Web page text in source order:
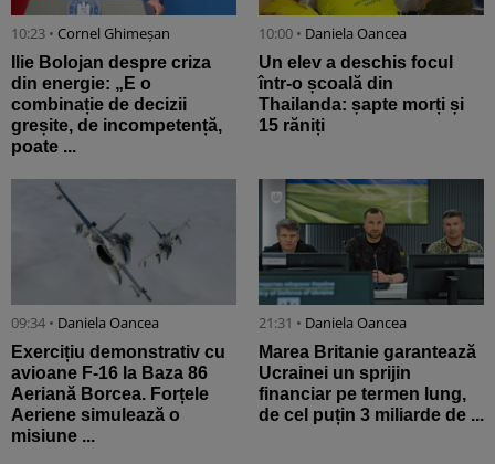
10:23 • Cornel Ghimeșan
Ilie Bolojan despre criza
din energie: „E o
combinație de decizii
greșite, de incompetență,
poate ...
10:00 • Daniela Oancea
Un elev a deschis focul
într-o școală din
Thailanda: șapte morți și
15 răniți
09:34 • Daniela Oancea
Exercițiu demonstrativ cu
avioane F-16 la Baza 86
Aeriană Borcea. Forțele
Aeriene simulează o
misiune ...
21:31 • Daniela Oancea
Marea Britanie garantează
Ucrainei un sprijin
financiar pe termen lung,
de cel puțin 3 miliarde de ...